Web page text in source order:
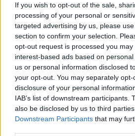
If you wish to opt-out of the sale,
processing of your personal or
targeted advertising by us, please
section to confirm your selection.
opt-out request is processed you may
interest-based ads based on
us or personal information disclosed
your opt-out. You may separately
disclosure of your personal
IAB’s list of downstream participants.
also be disclosed by us to third
Downstream Participants that may
Pasak Nacionalinio krizių
vadovo V. Vitkausko,
lėktuvo sudužimas yra
atsitikimas. Tuo metu
komisaras Arūnas
nereikėtų atmesti, jog ši
teroristinis aktas.
Pradėtas ikiteisminis